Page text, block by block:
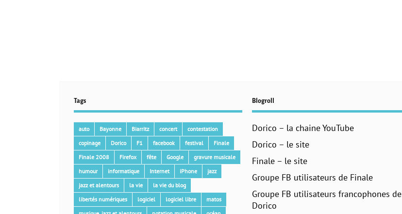
Tags
auto Bayonne Biarritz concert
contestation
copinage
Dorico F1 facebook festival
Finale
Finale 2008
Firefox fête Google
gravure musicale
humour
informatique Internet iPhone
jazz
jazz et alentours
la vie
la vie du blog
libertés numériques
logiciel logiciel libre
matos
Blogroll
Dorico – la chaine YouTube
Dorico – le site
Finale – le site
Groupe FB utilisateurs de Finale
Groupe FB utilisateurs francophones de
Dorico